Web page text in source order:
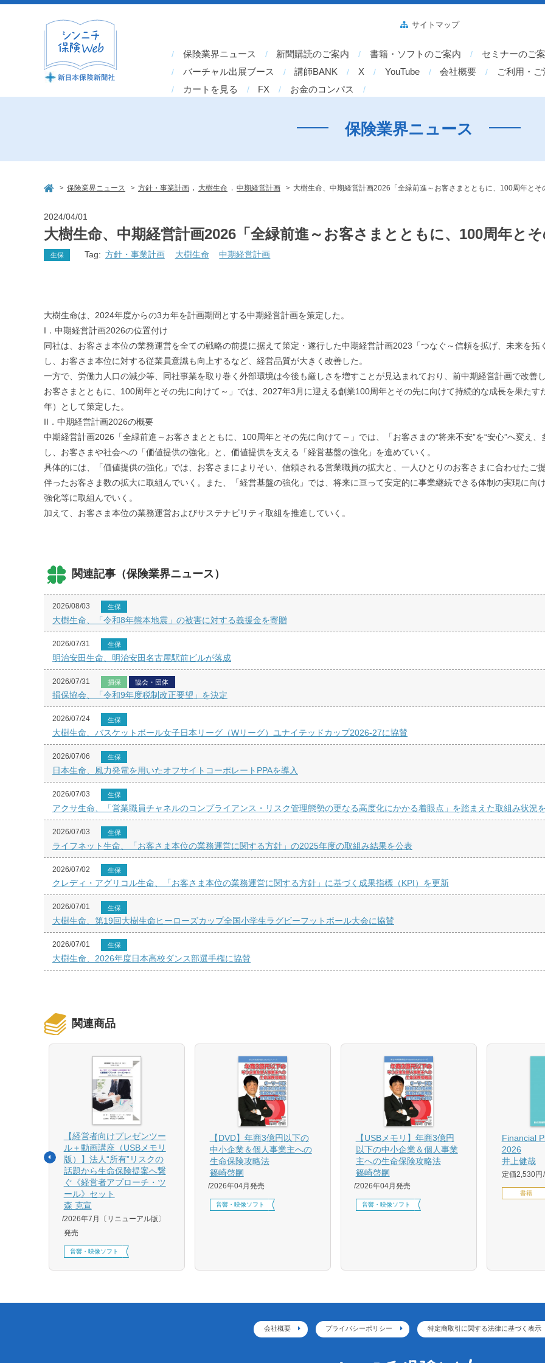
保険業界ニュース 新聞購読のご案内 書籍・ソフトのご案内
セミナーのご
バーチャル出展ブース
講師BANK X YouTube 会社概要
ご利用・
カートを見る
FX お金のコンパス
サイトマップ
保険業界ニュース
> 保険業界ニュース > 方針・事業計画 大樹生命 中期経営計画 > 大樹生命、中期経営計画2026「全緑前進～お客さまとともに、100周年とそ
2024/04/01
大樹生命、中期経営計画2026「全緑前進～お客さまとともに、100周年と
生保 Tag: 方針・事業計画 大樹生命 中期経営計画
大樹生命は、2024年度からの3カ年を計画期間とする中期経営計画を策定した。
I．中期経営計画2026の位置付け
同社は、お客さま本位の業務運営を全ての戦略の前提に据えて策定・遂行した中期経営計画2023「つなぐ～信頼を拡げ、未来を
し、お客さま本位に対する従業員意識も向上するなど、経営品質が大きく改善した。
一方で、労働力人口の減少等、同社事業を取り巻く外部環境は今後も厳しさを増すことが見込まれており、前中期経営計画で改
お客さまとともに、100周年とその先に向けて～」では、2027年3月に迎える創業100周年とその先に向けて持続的な成長を果た
年）として策定した。
II．中期経営計画2026の概要
中期経営計画2026「全緑前進～お客さまとともに、100周年とその先に向けて～」では、「お客さまの“将来不安”を“安心”へ変え
し、お客さまや社会への「価値提供の強化」と、価値提供を支える「経営基盤の強化」を進めていく。
具体的には、「価値提供の強化」では、お客さまによりそい、信頼される営業職員の拡大と、一人ひとりのお客さまに合わせたご
伴ったお客さま数の拡大に取組んでいく。また、「経営基盤の強化」では、将来に亘って安定的に事業継続できる体制の実現に向
強化等に取組んでいく。
加えて、お客さま本位の業務運営およびサステナビリティ取組を推進していく。
関連記事（保険業界ニュース）
2026/08/03 生保
大樹生命、「令和8年熊本地震」の被害に対する義援金を寄贈
2026/07/31 生保
明治安田生命、明治安田名古屋駅前ビルが落成
2026/07/31 損保 協会・団体
損保協会、「令和9年度税制改正要望」を決定
2026/07/24 生保
大樹生命、バスケットボール女子日本リーグ（Wリーグ）ユナイテッドカップ2026-27に協賛
2026/07/06 生保
日本生命、風力発電を用いたオフサイトコーポレートPPAを導入
2026/07/03 生保
アクサ生命、「営業職員チャネルのコンプライアンス・リスク管理態勢の更なる高度化にかかる着眼点」を踏まえた取組み状況
2026/07/03 生保
ライフネット生命、「お客さま本位の業務運営に関する方針」の2025年度の取組み結果を公表
2026/07/02 生保
クレディ・アグリコル生命、「お客さま本位の業務運営に関する方針」に基づく成果指標（KPI）を更新
2026/07/01 生保
大樹生命、第19回大樹生命ヒーローズカップ全国小学生ラグビーフットボール大会に協賛
2026/07/01 生保
大樹生命、2026年度日本高校ダンス部選手権に協賛
関連商品
【経営者向けプレゼンツー
ル＋動画講座（USBメモリ
版）】法人“所有”リスクの
話題から生命保険提案へ繋
ぐ《経営者アプローチ・ツ
ール》セット
森 克宣
2026年7月〔リニューアル版〕
発売
音響・映像ソフト
【DVD】年商3億円以下の
中小企業＆個人事業主への
生命保険攻略法
篠崎啓嗣
2026年04月発売
音響・映像ソフト
【USBメモリ】年商3億円
以下の中小企業＆個人事業
主への生命保険攻略法
篠崎啓嗣
2026年04月発売
音響・映像ソフト
Financial
2026
井上健哉
定価2,530円
書籍
会社概要 プライバシーポリシー 特定商取引に関する法律に基づく表示